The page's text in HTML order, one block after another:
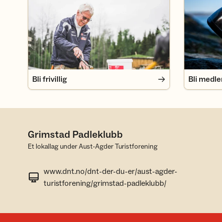
Bli frivillig Bli
Grimstad Padleklubb
Et lokallag under Aust-Agder Turistforening
www.dnt.no/dnt-der-du-er/aust-agder-
turistforening/grimstad-padleklubb/